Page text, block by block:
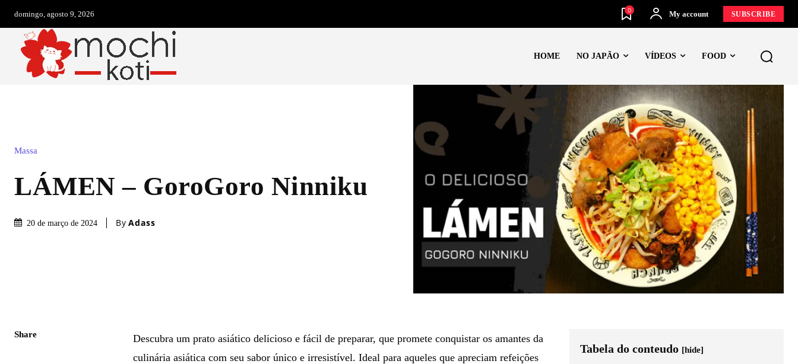
domingo, agosto 9, 2026 0 My account SUBSCRIBE
HOME NO JAPÃO VÍDEOS FOOD
Massa
LÁMEN – GoroGoro Ninniku
20 de março de 2024 By Adass
Share
Descubra um prato asiático delicioso e fácil de preparar, que promete conquistar os amantes da
culinária asiática com seu sabor único e irresistível. Ideal para aqueles que apreciam refeições
Tabela do conteudo [hide]